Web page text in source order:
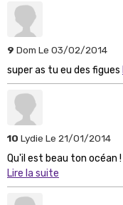
9 Dom Le 03/02/2014
super as tu eu des figues
10 Lydie Le 21/01/2014
Qu'il est beau ton océan
Lire la suite